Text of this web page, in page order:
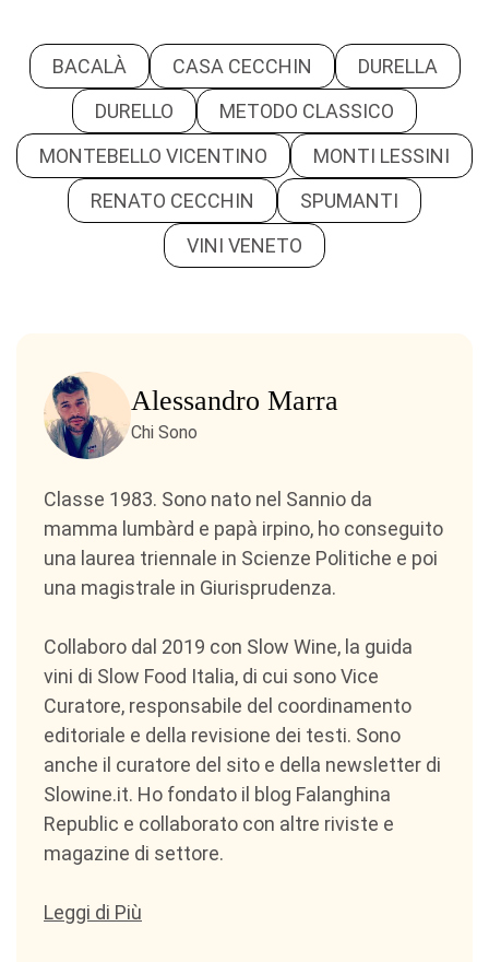
BACALÀ CASA CECCHIN
DURELLA
DURELLO
METODO CLASSICO
MONTEBELLO VICENTINO
MONTI LESSINI
RENATO CECCHIN
SPUMANTI
VINI VENETO
Alessandro Marra
Chi Sono
Classe 1983. Sono nato nel Sannio da
mamma lumbàrd e papà irpino, ho conseguito
una laurea triennale in Scienze Politiche e poi
una magistrale in Giurisprudenza.
Collaboro dal 2019 con Slow Wine, la guida
vini di Slow Food Italia, di cui sono Vice
Curatore, responsabile del coordinamento
editoriale e della revisione dei testi. Sono
anche il curatore del sito e della newsletter di
Slowine.it. Ho fondato il blog Falanghina
Republic e collaborato con altre riviste e
magazine di settore.
Leggi di Più